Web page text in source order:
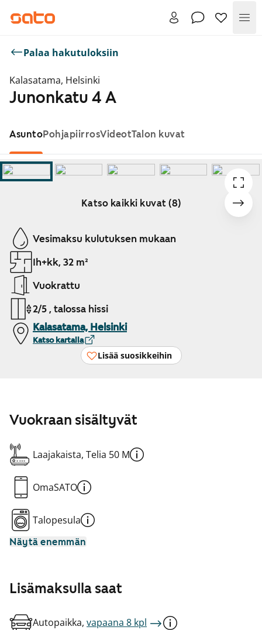
Palaa hakutuloksiin
Kalasatama, Helsinki
Junonkatu 4 A
AsuntoPohjapiirrosVideotTalon kuvat
Katso kaikki kuvat (8)
Näytetään dia 1 / 8
Vesimaksu kulutuksen mukaan
1h+kk, 32 m²
Vuokrattu
2/5 , talossa hissi
Kalasatama, Helsinki
Katso kartalla
Lisää suosikkeihin
Vuokraan sisältyvät
Laajakaista, Telia 50 M
OmaSATO
Talopesula
Näytä enemmän
Lisämaksulla saat
Autopaikka, vapaana 8 kpl